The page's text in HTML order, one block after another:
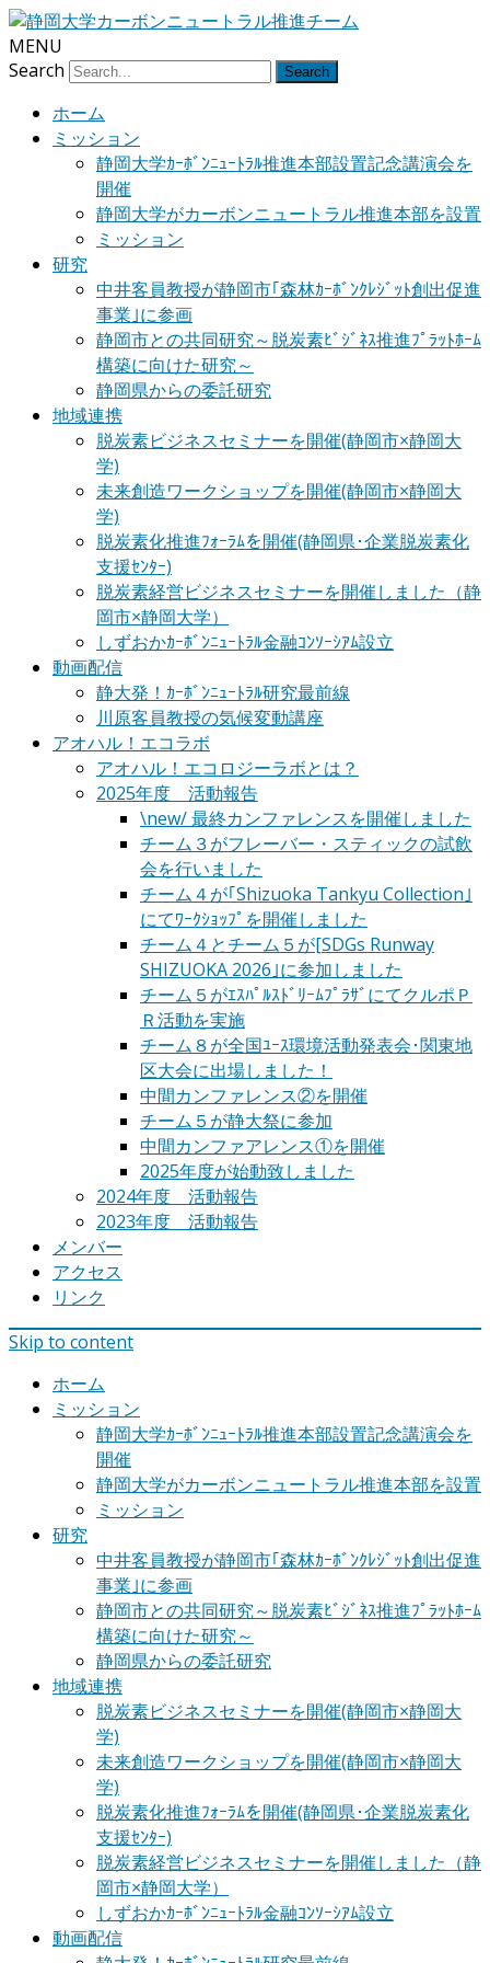
MENU
Search
ホーム
ミッション
静岡大学ｶｰﾎﾞﾝﾆｭｰﾄﾗﾙ推進本部設置記念講演会を
開催
静岡大学がカーボンニュートラル推進本部を設置
ミッション
研究
中井客員教授が静岡市｢森林ｶｰﾎﾞﾝｸﾚｼﾞｯﾄ創出促進
事業｣に参画
静岡市との共同研究～脱炭素ﾋﾞｼﾞﾈｽ推進ﾌﾟﾗｯﾄﾎｰﾑ
構築に向けた研究～
静岡県からの委託研究
地域連携
脱炭素ビジネスセミナーを開催(静岡市×静岡大
学)
未来創造ワークショップを開催(静岡市×静岡大
学)
脱炭素化推進ﾌｫｰﾗﾑを開催(静岡県･企業脱炭素化
支援ｾﾝﾀｰ)
脱炭素経営ビジネスセミナーを開催しました（静
岡市×静岡大学）
しずおかｶｰﾎﾞﾝﾆｭｰﾄﾗﾙ金融ｺﾝｿｰｼｱﾑ設立
動画配信
静大発！ｶｰﾎﾞﾝﾆｭｰﾄﾗﾙ研究最前線
川原客員教授の気候変動講座
アオハル！エコラボ
アオハル！エコロジーラボとは？
2025年度 活動報告
\new/ 最終カンファレンスを開催しました
チーム３がフレーバー・スティックの試飲
会を行いました
チーム４が｢Shizuoka Tankyu Collection｣
にてﾜｰｸｼｮｯﾌﾟを開催しました
チーム４とチーム５が[SDGs Runway
SHIZUOKA 2026｣に参加しました
チーム５がｴｽﾊﾟﾙｽﾄﾞﾘｰﾑﾌﾟﾗｻﾞにてクルポＰ
Ｒ活動を実施
チーム８が全国ﾕｰｽ環境活動発表会･関東地
区大会に出場しました！
中間カンファレンス②を開催
チーム５が静大祭に参加
中間カンファアレンス①を開催
2025年度が始動致しました
2024年度 活動報告
2023年度 活動報告
メンバー
アクセス
リンク
Skip to content
ホーム
ミッション
静岡大学ｶｰﾎﾞﾝﾆｭｰﾄﾗﾙ推進本部設置記念講演会を
開催
静岡大学がカーボンニュートラル推進本部を設置
ミッション
研究
中井客員教授が静岡市｢森林ｶｰﾎﾞﾝｸﾚｼﾞｯﾄ創出促進
事業｣に参画
静岡市との共同研究～脱炭素ﾋﾞｼﾞﾈｽ推進ﾌﾟﾗｯﾄﾎｰﾑ
構築に向けた研究～
静岡県からの委託研究
地域連携
脱炭素ビジネスセミナーを開催(静岡市×静岡大
学)
未来創造ワークショップを開催(静岡市×静岡大
学)
脱炭素化推進ﾌｫｰﾗﾑを開催(静岡県･企業脱炭素化
支援ｾﾝﾀｰ)
脱炭素経営ビジネスセミナーを開催しました（静
岡市×静岡大学）
しずおかｶｰﾎﾞﾝﾆｭｰﾄﾗﾙ金融ｺﾝｿｰｼｱﾑ設立
動画配信